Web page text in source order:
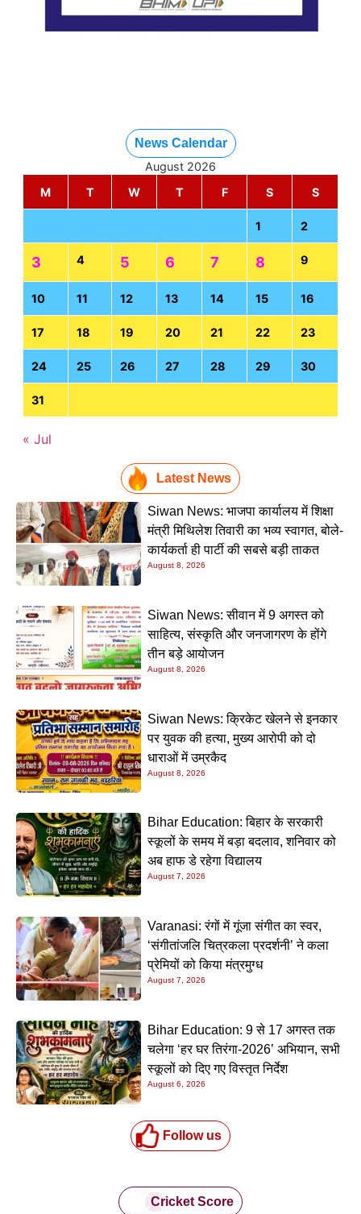
News Calendar
August 2026
M
T W T F S S
1 2
3 4 5 6 7 8 9
10 11 12 13 14 15 16
17 18 19 20 21 22 23
24 25 26 27 28 29 30
31
« Jul
Latest News
Siwan News: भाजपा कार्यालय में शिक्षा
मंत्री मिथिलेश तिवारी का भव्य स्वागत, बोले-
कार्यकर्ता ही पार्टी की सबसे बड़ी ताकत
August 8, 2026
Siwan News: सीवान में 9 अगस्त को
साहित्य, संस्कृति और जनजागरण के होंगे
तीन बड़े आयोजन
August 8, 2026
Siwan News: क्रिकेट खेलने से इनकार
पर युवक की हत्या, मुख्य आरोपी को दो
धाराओं में उम्रकैद
August 8, 2026
Bihar Education: बिहार के सरकारी
स्कूलों के समय में बड़ा बदलाव, शनिवार को
अब हाफ डे रहेगा विद्यालय
August 7, 2026
Varanasi: रंगों में गूंजा संगीत का स्वर,
‘संगीतांजलि चित्रकला प्रदर्शनी’ ने कला
प्रेमियों को किया मंत्रमुग्ध
August 7, 2026
Bihar Education: 9 से 17 अगस्त तक
चलेगा ‘हर घर तिरंगा-2026’ अभियान, सभी
स्कूलों को दिए गए विस्तृत निर्देश
August 6, 2026
Follow us
Cricket Score